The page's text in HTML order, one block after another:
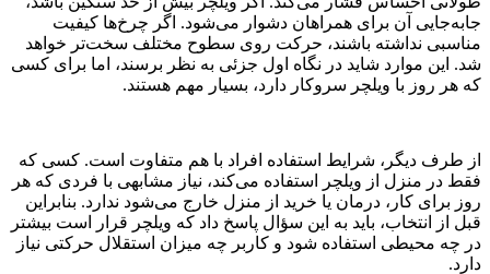
جابه‌جایی آن برای همراهان دشوار می‌شود. اگر چرخ‌ها کیفیت
مناسبی نداشته باشند، حرکت روی سطوح مختلف سخت‌تر خواهد
شد. این موارد شاید در نگاه اول جزئی به نظر برسند، اما برای کسی
که هر روز با ویلچر سروکار دارد، بسیار مهم هستند.
از طرف دیگر، شرایط استفاده افراد با هم متفاوت است. کسی که
فقط در منزل از ویلچر استفاده می‌کند، نیاز مشابهی با فردی که هر
روز برای کار، درمان یا خرید از منزل خارج می‌شود ندارد. بنابراین
قبل از انتخاب، باید به این سؤال پاسخ داد که ویلچر قرار است بیشتر
در چه محیطی استفاده شود و کاربر چه میزان استقلال حرکتی نیاز
دارد.